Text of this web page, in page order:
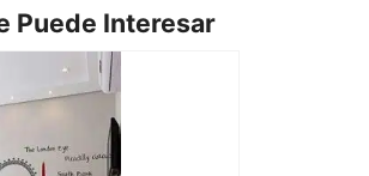
Puede Interesar